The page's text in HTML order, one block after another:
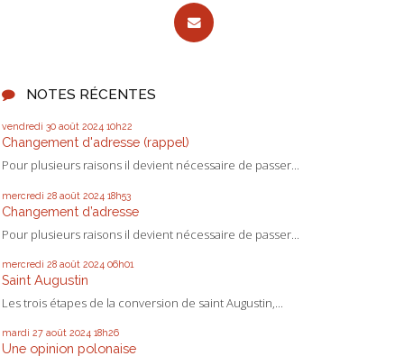
NOTES RÉCENTES
vendredi 30 août 2024 10h22
Changement d'adresse (rappel)
Pour plusieurs raisons il devient nécessaire de passer...
mercredi 28 août 2024 18h53
Changement d’adresse
Pour plusieurs raisons il devient nécessaire de passer...
mercredi 28 août 2024 06h01
Saint Augustin
Les trois étapes de la conversion de saint Augustin,...
mardi 27 août 2024 18h26
Une opinion polonaise